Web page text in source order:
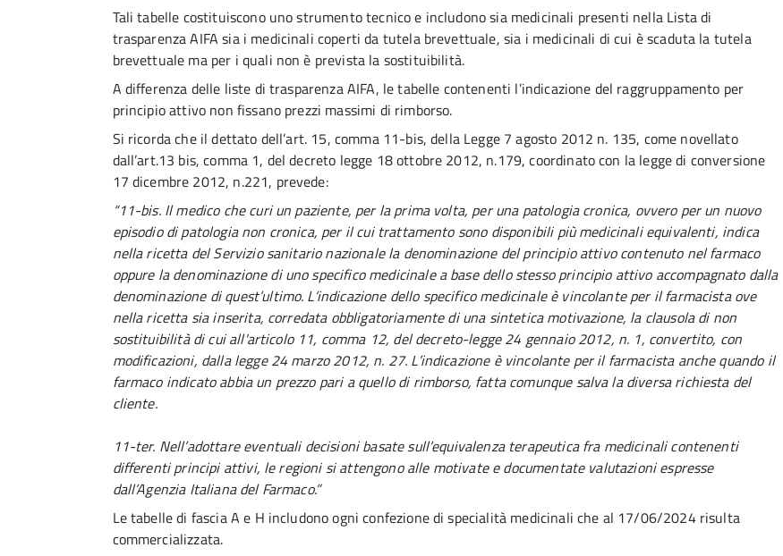
Tali tabelle costituiscono uno strumento tecnico e includono sia medicinali presenti nella Lista di
trasparenza AIFA sia i medicinali coperti da tutela brevettuale, sia i medicinali di cui è scaduta la tutela
brevettuale ma per i quali non è prevista la sostituibilità.
A differenza delle liste di trasparenza AIFA, le tabelle contenenti l’indicazione del raggruppamento per
principio attivo non fissano prezzi massimi di rimborso.
Si ricorda che il dettato dell’art. 15, comma 11-bis, della Legge 7 agosto 2012 n. 135, come novellato
dall’art.13 bis, comma 1, del decreto legge 18 ottobre 2012, n.179, coordinato con la legge di conversione
17 dicembre 2012, n.221, prevede:
“11-bis. Il medico che curi un paziente, per la prima volta, per una patologia cronica, ovvero per un nuovo
episodio di patologia non cronica, per il cui trattamento sono disponibili più medicinali equivalenti, indica
nella ricetta del Servizio sanitario nazionale la denominazione del principio attivo contenuto nel farmaco
oppure la denominazione di uno specifico medicinale a base dello stesso principio attivo accompagnato dalla
denominazione di quest’ultimo. L’indicazione dello specifico medicinale è vincolante per il farmacista ove
nella ricetta sia inserita, corredata obbligatoriamente di una sintetica motivazione, la clausola di non
sostituibilità di cui all'articolo 11, comma 12, del decreto-legge 24 gennaio 2012, n. 1, convertito, con
modificazioni, dalla legge 24 marzo 2012, n. 27. L’indicazione è vincolante per il farmacista anche quando il
farmaco indicato abbia un prezzo pari a quello di rimborso, fatta comunque salva la diversa richiesta del
cliente.
11-ter. Nell’adottare eventuali decisioni basate sull’equivalenza terapeutica fra medicinali contenenti
differenti principi attivi, le regioni si attengono alle motivate e documentate valutazioni espresse
dall’Agenzia Italiana del Farmaco.”
Le tabelle di fascia A e H includono ogni confezione di specialità medicinali che al 17/06/2024 risulta
commercializzata.